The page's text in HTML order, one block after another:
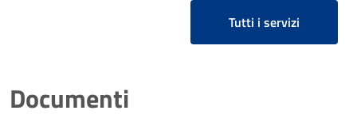
Tutti i servizi
Documenti